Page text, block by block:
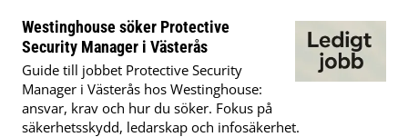
Westinghouse söker Protective
Security Manager i Västerås
Guide till jobbet Protective Security
Manager i Västerås hos Westinghouse:
ansvar, krav och hur du söker. Fokus på
säkerhetsskydd, ledarskap och infosäkerhet.